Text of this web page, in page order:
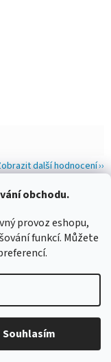
obchodu.
provoz eshopu,
funkcí. Můžete
Souhlasím
další hodnocení
. Všechna práva
cookies